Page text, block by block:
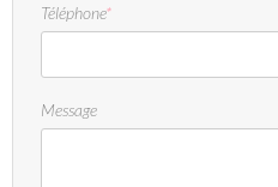
Téléphone*
Message